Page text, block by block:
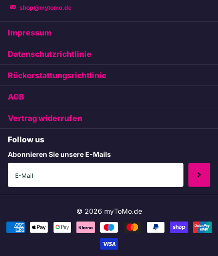
shop@mytomo.de
Impressum
Datenschutzrichtlinie
Rückerstattungsrichtlinie
AGB
Vertrag widerrufen
Follow us
Abonnieren Sie unsere E-Mails
© 2026 myToMo.de